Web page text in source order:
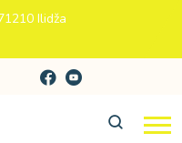
Ilidža